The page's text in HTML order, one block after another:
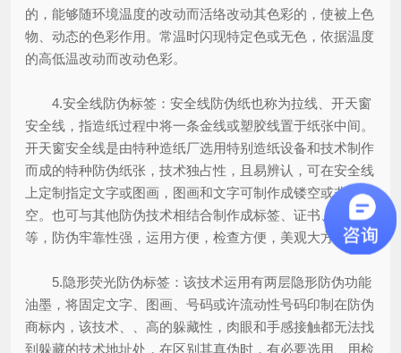
的，能够随环境温度的改动而活络改动其色彩的，使被上色
物、动态的色彩作用。常温时闪现特定色或无色，依据温度
的高低温改动而改动色彩。
4.安全线防伪标签：安全线防伪纸也称为拉线、开天窗
安全线，指造纸过程中将一条金线或塑胶线置于纸张中间。
开天窗安全线是由特种造纸厂选用特别造纸设备和技术制作
而成的特种防伪纸张，技术独占性，且易辨认，可在安全线
上定制指定文字或图画，图画和文字可制作成镂空或非镂
空。也可与其他防伪技术相结合制作成标签、证书、票券
等，防伪牢靠性强，运用方便，检查方便，美观大方。
5.隐形荧光防伪标签：该技术运用有两层隐形防伪功能
油墨，将固定文字、图画、号码或许流动性号码印制在防伪
商标内，该技术、、高的躲藏性，肉眼和手感接触都无法找
到躲藏的技术地址处，在区别其真伪时，有必要选用、用检